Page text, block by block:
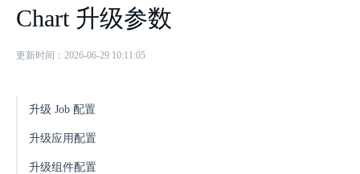
Chart 升级参数
更新时间：2026-06-29 10:11:05
升级 Job 配置
升级应用配置
升级组件配置